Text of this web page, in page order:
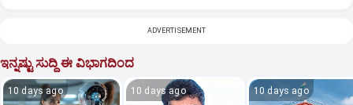
ADVERTISEMENT
ಇನ್ನಷ್ಟು ಸುದ್ದಿ ಈ ವಿಭಾಗದಿಂದ
10 days ago 10 days ago 10 days ago